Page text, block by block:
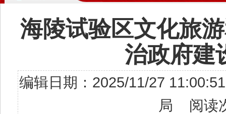
海陵试验区文化旅
治政府建
编辑日期：2025/11/27
局 阅读